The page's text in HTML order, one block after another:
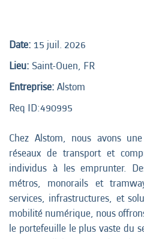
Date: 15 juil. 2026
Lieu: Saint-Ouen, FR
Entreprise: Alstom
Req ID:490995
Chez Alstom, nous avons
réseaux de transport et
individus à les emprunter.
métros, monorails et
services, infrastructures, et
mobilité numérique, nous
le portefeuille le plus vaste du